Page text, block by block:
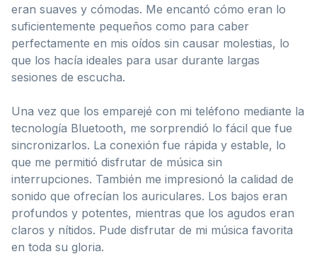
eran suaves y cómodas. Me encantó cómo eran lo
suficientemente pequeños como para caber
perfectamente en mis oídos sin causar molestias, lo
que los hacía ideales para usar durante largas
sesiones de escucha.
Una vez que los emparejé con mi teléfono mediante la
tecnología Bluetooth, me sorprendió lo fácil que fue
sincronizarlos. La conexión fue rápida y estable, lo
que me permitió disfrutar de música sin
interrupciones. También me impresionó la calidad de
sonido que ofrecían los auriculares. Los bajos eran
profundos y potentes, mientras que los agudos eran
claros y nítidos. Pude disfrutar de mi música favorita
en toda su gloria.